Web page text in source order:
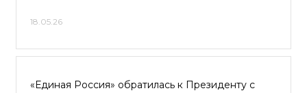
18.05.26
«Единая Россия» обратилась к Президенту с